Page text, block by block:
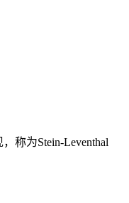
称为Stein-Leventhal